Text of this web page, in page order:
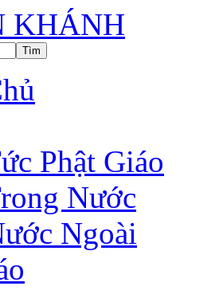
KHÁNH
Phật Giáo
Nước
Ngoài